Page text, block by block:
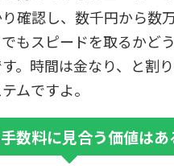
確認し、数千円から数
もスピードを取るかど
。時間は金なり、と割
ムですよ。
数料に見合う価値はあ